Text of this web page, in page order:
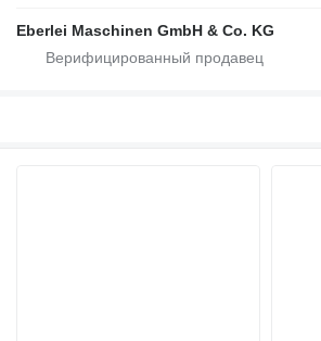
Eberlei Maschinen GmbH & Co. KG